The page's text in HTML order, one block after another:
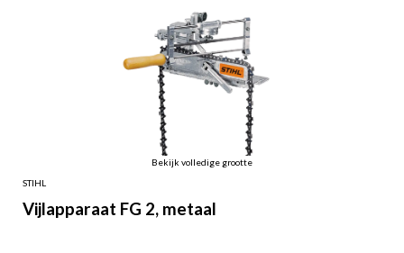
Bekijk volledige grootte
STIHL
Vijlapparaat FG 2, metaal